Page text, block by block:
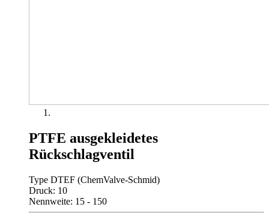
PTFE ausgekleidetes
Rückschlagventil
Type DTEF (ChemValve-Schmid)
Druck: 10
Nennweite: 15 - 150